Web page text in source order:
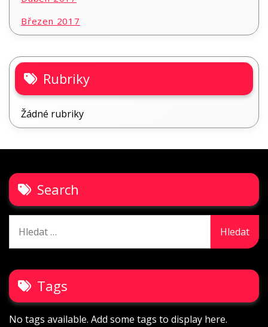
Březen 2017
Rubriky
Žádné rubriky
Search
Tags
No tags available. Add some tags to display here.